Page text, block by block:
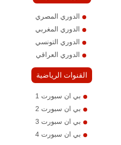
الدوري المصري
الدوري المغربي
الدوري التونسي
الدوري العراقي
القنوات الرياضية
بي ان سبورت 1
بي ان سبورت 2
بي ان سبورت 3
بي ان سبورت 4